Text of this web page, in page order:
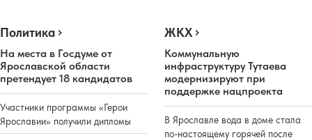
Политика
На места в Госдуме от
Ярославской области
претендует 18 кандидатов
Участники программы «Герои
Ярославии» получили дипломы
ЖКХ
Коммунальную
инфраструктуру Тутаева
модернизируют при
поддержке нацпроекта
В Ярославле вода в доме стала
по-настоящему горячей после